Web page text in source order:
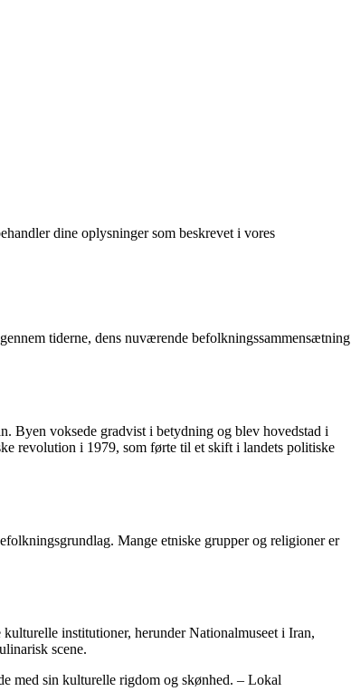
dine oplysninger som beskrevet i vores
tiderne, dens nuværende befolkningssammensætning
Byen voksede gradvist i betydning og blev hovedstad i
revolution i 1979, som førte til et skift i landets politiske
Mange etniske grupper og religioner er
institutioner, herunder Nationalmuseet i Iran,
scene.
med sin kulturelle rigdom og skønhed. – Lokal